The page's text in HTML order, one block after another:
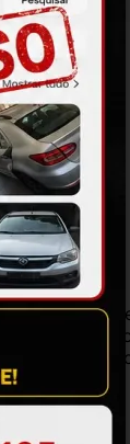
e cobre
previstas
valor